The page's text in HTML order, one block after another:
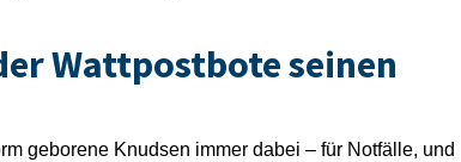
Wattpostbote seinen
geborene Knudsen immer dabei – für Notfälle, und